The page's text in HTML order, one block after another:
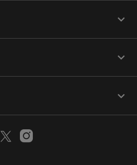

keyboard_arrow_down
